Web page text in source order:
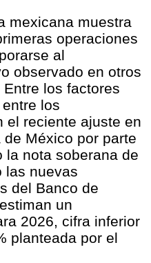
mexicana muestra
operaciones
al
observado en otros
los factores
los
el reciente ajuste en
México por parte
la nota soberana de
las nuevas
del Banco de
un
2026, cifra inferior
planteada por el